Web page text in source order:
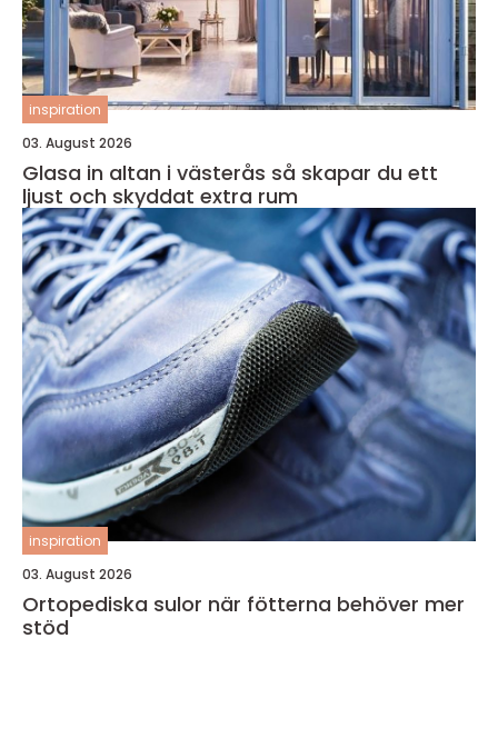
inspiration
03. August 2026
Glasa in altan i västerås så skapar du ett
ljust och skyddat extra rum
inspiration
03. August 2026
Ortopediska sulor när fötterna behöver mer
stöd